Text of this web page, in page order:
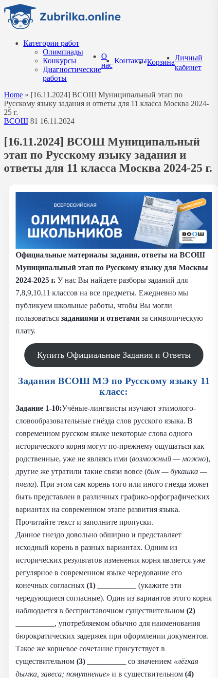
Перейти
содержанию
Категории работ
Олимпиады
Конкурсы
Диагностические
работы
О
нас
КонтактыКорзина
Личный
кабинет
Home » [16.11.2024] ВСОШ Муниципальный этап по
Русскому языку задания и ответы для 11 класса Москва 2024-
25 г.
ВСОШ 81 16.11.2024
[16.11.2024] ВСОШ Муниципальный
этап по Русскому языку задания и
ответы для 11 класса Москва 2024-25 г.
Официальные материалы задания, ответы на ВСОШ
Муниципальный этап по Русскому языку для Москвы
2024-2025 г. У нас Вы найдете разборы заданий для
7,8,9,10,11 классов на все предметы. Ежедневно мы
публикуем школьные работы, чтобы Вы могли
пользоваться заданиями и ответами за символическую
плату.
Купить Официальные Задания и Ответы
Задания ВСОШ МЭ по Русскому языку 11
класс:
Задание 1-10:Учёные-лингвисты изучают этимолого-
словообразовательные гнёзда слов русского языка. В
современном русском языке некоторые слова одного
исторического корня могут по-прежнему ощущаться как
родственные, уже не являясь ими (возможный — можно),
другие же утратили такие связи вовсе (бык — букашка —
пчела). При этом сам корень того или иного гнезда может
быть представлен в различных графико-орфографических
вариантах на современном этапе развития языка.
Прочитайте текст и заполните пропуски.
Данное гнездо довольно обширно и представляет
исходный корень в разных вариантах. Одним из
исторических результатов изменения корня является уже
регулярное в современном языке чередование его
конечных согласных (1)
__________ (укажите эти
чередующиеся согласные). Один из вариантов этого корня
наблюдается в бесприставочном существительном (2)
__________, употребляемом обычно для наименования
бюрократических задержек при оформлении документов.
Такое же корневое сочетание присутствует в
существительном (3) __________ со значением «лёгкая
дымка, завеса; помутнение» и в существительном (4)